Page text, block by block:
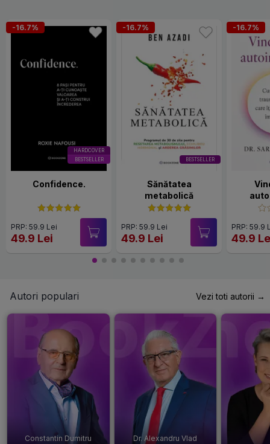
HARDCOVER
BESTSELLER
-16.7%
Confidence.
PRP: 59.9 Lei
49.9 Lei
BESTSELLER
-16.7%
Sănătatea
metabolică
PRP: 59.9 Lei
49.9 Lei
-16.7%
PRP: 59.9
49.9
Autori populari Vezi toti autorii →
Constantin Dumitru
Dr. Alexandru Vlad